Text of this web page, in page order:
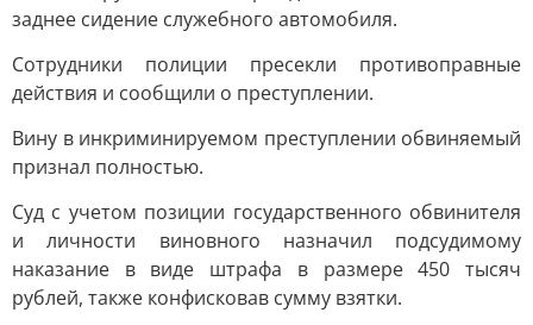
заднее сидение служебного автомобиля.
Сотрудники полиции пресекли противоправные
действия и сообщили о преступлении.
Вину в инкриминируемом преступлении обвиняемый
признал полностью.
Суд с учетом позиции государственного обвинителя
и личности виновного назначил подсудимому
наказание в виде штрафа в размере 450 тысяч
рублей, также конфисковав сумму взятки.